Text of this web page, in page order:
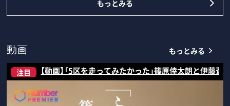
もっとみる
動画 もっとみる
注目 【動画】「5区を走ってみたかった」篠原倖太朗と伊藤